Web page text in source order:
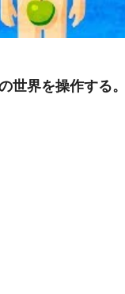
世界を操作する